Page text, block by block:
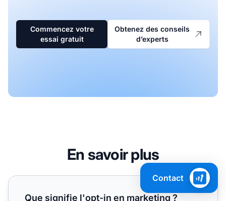
Commencez votre
essai gratuit
Obtenez des conseils
d’experts
En savoir plus
Que signifie l'opt-in en marketing ?
Que signifie l'opt-in en marketing ?
Contact